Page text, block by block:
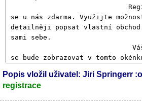
Popis vložil uživatel: Jiri Springerr
registrace